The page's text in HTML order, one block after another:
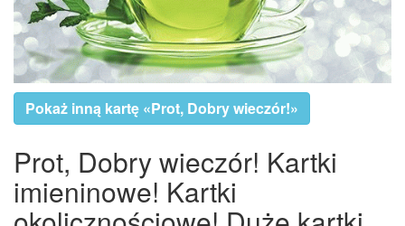
Pokaż inną kartę «Prot, Dobry wieczór!»
Prot, Dobry wieczór! Kartki
imieninowe! Kartki